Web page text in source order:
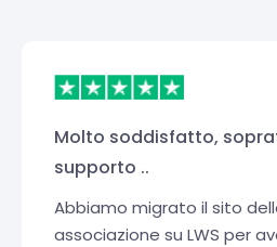
Molto soddisfatto,
supporto ..
Abbiamo migrato il sito
associazione su LWS per